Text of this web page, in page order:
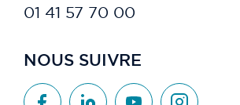
01 41 57 70 00
NOUS SUIVRE